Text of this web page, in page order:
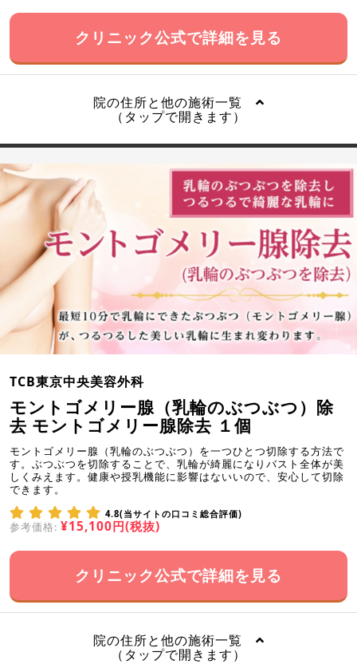
クリニック公式で詳細を見る
院の住所と他の施術一覧
（タップで開きます）
TCB東京中央美容外科
モントゴメリー腺（乳輪のぶつぶつ）除
去 モントゴメリー腺除去 １個
モントゴメリー腺（乳輪のぶつぶつ）を一つひとつ切除する方法で
す。ぶつぶつを切除することで、乳輪が綺麗になりバスト全体が美
しくみえます。健康や授乳機能に影響はないいので、安心して切除
できます。
4.8(当サイトの口コミ総合評価)
参考価格: ¥15,100円(税抜)
クリニック公式で詳細を見る
院の住所と他の施術一覧
（タップで開きます）